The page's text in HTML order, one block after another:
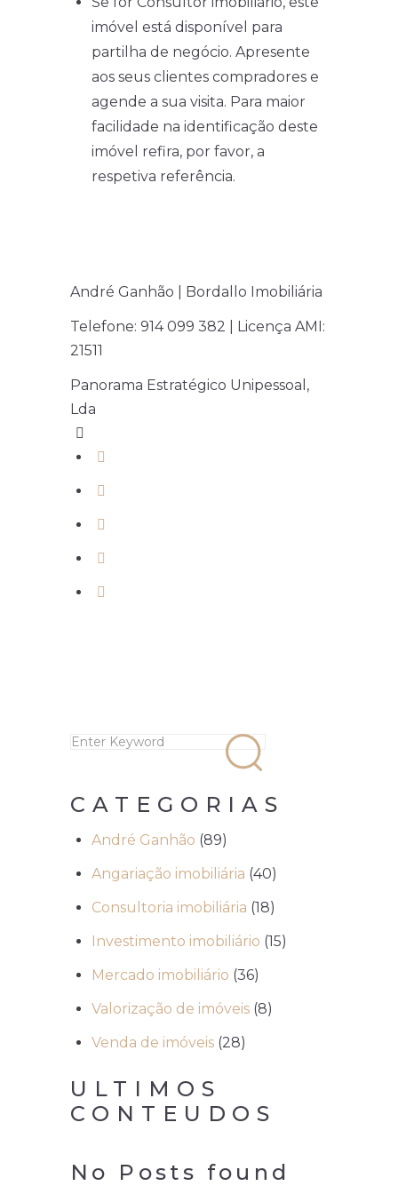
imóvel está disponível para
partilha de negócio. Apresente
aos seus clientes compradores e
agende a sua visita. Para maior
facilidade na identificação deste
imóvel refira, por favor, a
respetiva referência.
André Ganhão | Bordallo Imobiliária
Telefone: 914 099 382 | Licença AMI:
21511
Panorama Estratégico Unipessoal,
Lda
CATEGORIAS
André Ganhão (89)
Angariação imobiliária (40)
Consultoria imobiliária (18)
Investimento imobiliário (15)
Mercado imobiliário (36)
Valorização de imóveis (8)
Venda de imóveis (28)
ULTIMOS
CONTEUDOS
No Posts found